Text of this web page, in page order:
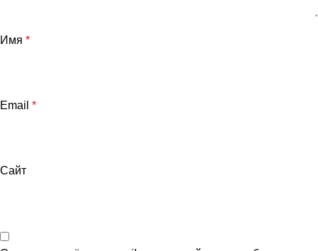
Имя *
Email *
Сайт